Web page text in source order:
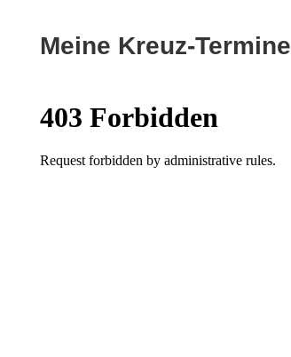
Meine Kreuz-Termine